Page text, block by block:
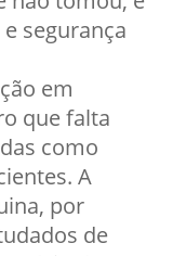
segurança
em
que falta
como
A
por
de